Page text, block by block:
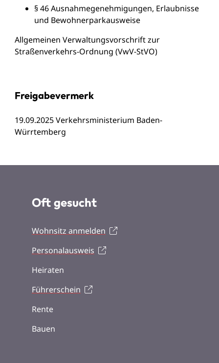
§ 46 Ausnahmegenehmigungen, Erlaubnisse
und Bewohnerparkausweise
Allgemeinen Verwaltungsvorschrift zur
Straßenverkehrs-Ordnung (VwV-StVO)
Freigabevermerk
19.09.2025 Verkehrsministerium Baden-
Würrtemberg
Oft gesucht
Wohnsitz anmelden
Personalausweis
Heiraten
Führerschein
Rente
Bauen